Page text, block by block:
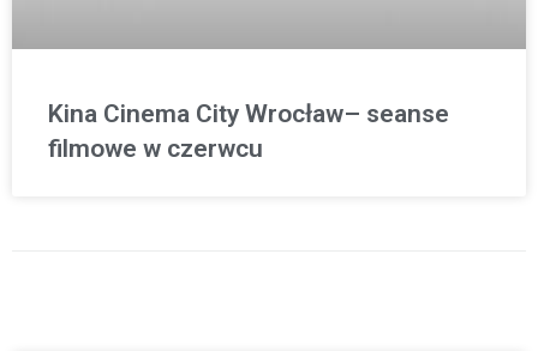
Kina Cinema City Wrocław– seanse
filmowe w czerwcu